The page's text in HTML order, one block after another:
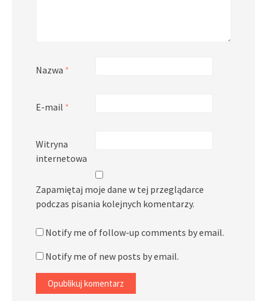
Nazwa *
E-mail *
Witryna
internetowa
Zapamiętaj moje dane w tej przeglądarce
podczas pisania kolejnych komentarzy.
Notify me of follow-up comments by email.
Notify me of new posts by email.